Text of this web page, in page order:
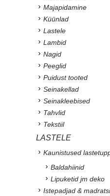
Majapidamine
Küünlad
Lastele
Lambid
Nagid
Peeglid
Puidust tooted
Seinakellad
Seinakleebised
Tahvlid
Tekstiil
LASTELE
Kaunistused
Baldahiinid
Lipuketid jm deko
Istepadjad &